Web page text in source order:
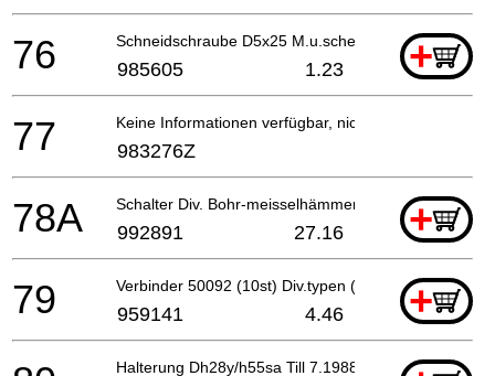
Schneidschraube D5x25 M.u.scheibe +
76 985605 1.23
Keine Informationen verfügbar, nicht bestellbar
77 983276Z
Schalter Div. Bohr-meisselhämmer For Usa+
78A 992891 27.16
Verbinder 50092 (10st) Div.typen (usa, Can), C8fs
+
79 959141 4.46
Halterung Dh28y/h55sa Till 7.1988